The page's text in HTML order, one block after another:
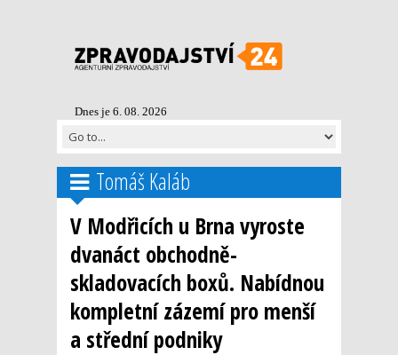
Dnes je 6. 08. 2026
Tomáš Kaláb
V Modřicích u Brna vyroste
dvanáct obchodně-
skladovacích boxů. Nabídnou
kompletní zázemí pro menší
a střední podniky